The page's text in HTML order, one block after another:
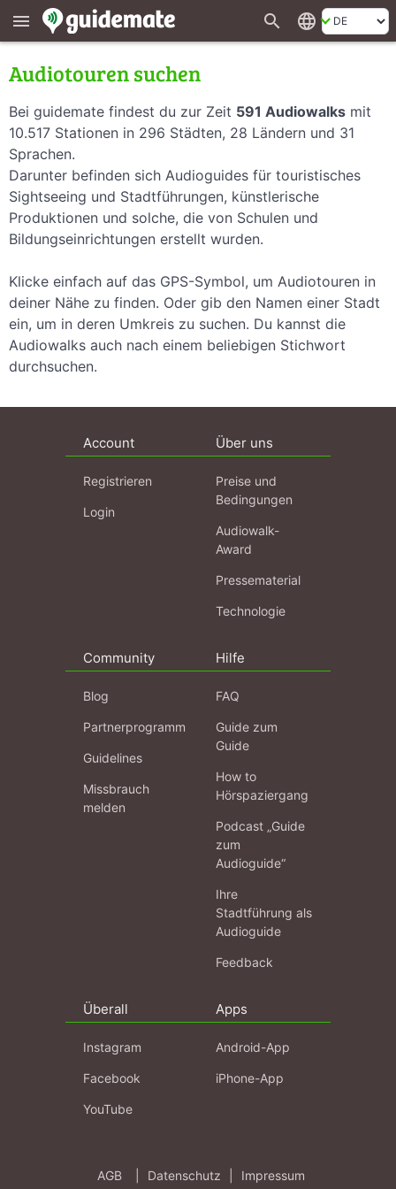
menu search language
Audiotouren suchen
Bei guidemate findest du zur Zeit 591 Audiowalks mit
10.517 Stationen in 296 Städten, 28 Ländern und 31
Sprachen.
Darunter befinden sich Audioguides für touristisches
Sightseeing und Stadtführungen, künstlerische
Produktionen und solche, die von Schulen und
Bildungseinrichtungen erstellt wurden.
Klicke einfach auf das GPS-Symbol, um Audiotouren in
deiner Nähe zu finden. Oder gib den Namen einer Stadt
ein, um in deren Umkreis zu suchen. Du kannst die
Audiowalks auch nach einem beliebigen Stichwort
durchsuchen.
Account
Registrieren
Login
Über uns
Preise und
Bedingungen
Audiowalk-
Award
Pressematerial
Technologie
Community
Blog
Partnerprogramm
Guidelines
Missbrauch
melden
Hilfe
FAQ
Guide zum
Guide
How to
Hörspaziergang
Podcast „Guide
zum
Audioguide“
Ihre
Stadtführung als
Audioguide
Feedback
Überall
Instagram
Facebook
YouTube
Apps
Android-App
iPhone-App
AGB Datenschutz Impressum